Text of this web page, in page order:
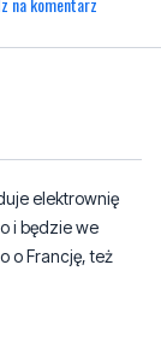
elektrownię
Francję, też
elektrownię